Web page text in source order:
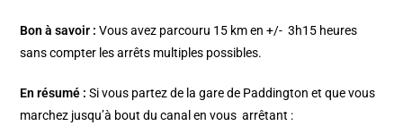
Bon à savoir : Vous avez parcouru 15 km en +/- 3h15 heures
sans compter les arrêts multiples possibles.
En résumé : Si vous partez de la gare de Paddington et que vous
marchez jusqu’à bout du canal en vous arrêtant :